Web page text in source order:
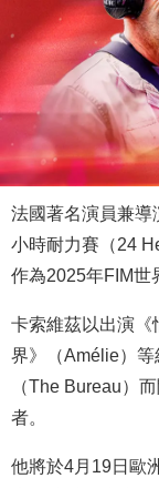
法國著名演員兼導
小時耐力賽（24
作為2025年FIM世
卡索維茲以出演《
界》（Amélie）等
（The Bureau）
者。
他將於4月19日歐